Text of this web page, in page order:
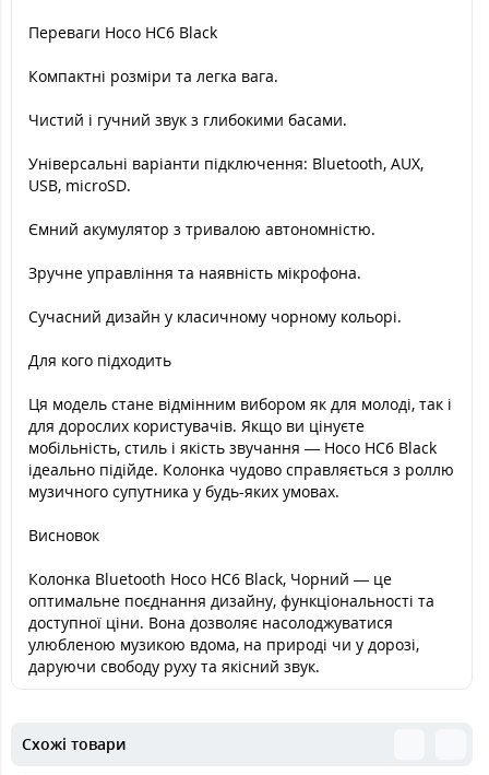
Переваги Hoco HC6 Black
Компактні розміри та легка вага.
Чистий і гучний звук з глибокими басами.
Універсальні варіанти підключення: Bluetooth, AUX,
USB, microSD.
Ємний акумулятор з тривалою автономністю.
Зручне управління та наявність мікрофона.
Сучасний дизайн у класичному чорному кольорі.
Для кого підходить
Ця модель стане відмінним вибором як для молоді, так і
для дорослих користувачів. Якщо ви цінуєте
мобільність, стиль і якість звучання — Hoco HC6 Black
ідеально підійде. Колонка чудово справляється з роллю
музичного супутника у будь-яких умовах.
Висновок
Колонка Bluetooth Hoco HC6 Black, Чорний — це
оптимальне поєднання дизайну, функціональності та
доступної ціни. Вона дозволяє насолоджуватися
улюбленою музикою вдома, на природі чи у дорозі,
даруючи свободу руху та якісний звук.
Схожі товари